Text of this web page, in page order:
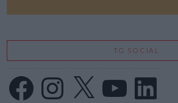
TG SOCIAL
FacebookInstagram
X LinkedIn